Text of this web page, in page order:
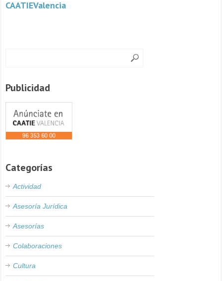
CAATIEValencia
Publicidad
Categorías
Actividad
Asesoría Jurídica
Asesorías
Colaboraciones
Cultura